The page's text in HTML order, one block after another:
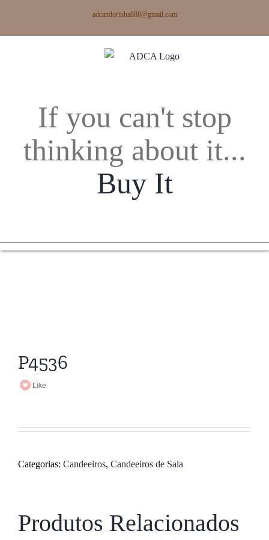
adcandorinha888@gmail.com
If you can't stop
thinking about it...
Buy It
P4536
Like
Categorias: Candeeiros, Candeeiros de Sala
Produtos Relacionados